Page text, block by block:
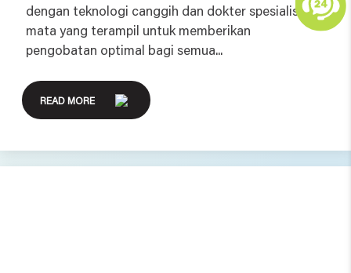
dengan teknologi canggih dan dokter spesialis
mata yang terampil untuk memberikan
pengobatan optimal bagi semua...
READ MORE